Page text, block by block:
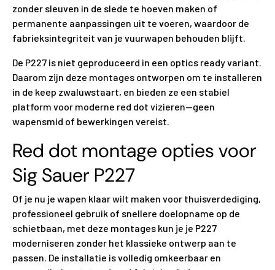
zonder sleuven in de slede te hoeven maken of
permanente aanpassingen uit te voeren, waardoor de
fabrieksintegriteit van je vuurwapen behouden blijft.
De P227 is niet geproduceerd in een optics ready variant.
Daarom zijn deze montages ontworpen om te installeren
in de keep zwaluwstaart, en bieden ze een stabiel
platform voor moderne red dot vizieren—geen
wapensmid of bewerkingen vereist.
Red dot montage opties voor
Sig Sauer P227
Of je nu je wapen klaar wilt maken voor thuisverdediging,
professioneel gebruik of snellere doelopname op de
schietbaan, met deze montages kun je je P227
moderniseren zonder het klassieke ontwerp aan te
passen. De installatie is volledig omkeerbaar en